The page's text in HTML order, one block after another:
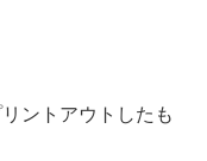
トアウトしたも